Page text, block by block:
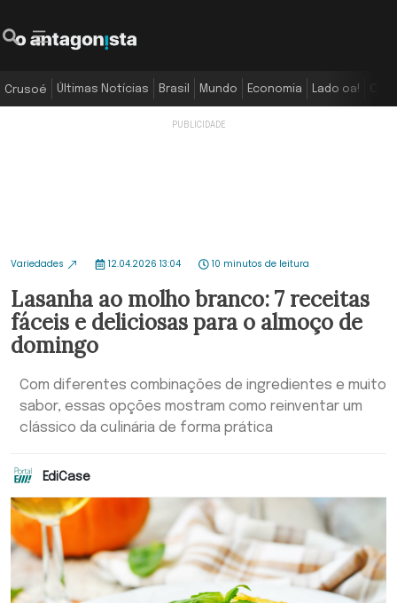
Crusoé Últimas Notícias Brasil Mundo Economia Lado oa!
Variedades 12.04.2026 13:04 10 minutos de leitura
Lasanha ao molho branco: 7 receitas
fáceis e deliciosas para o almoço de
domingo
Com diferentes combinações de ingredientes e muito
sabor, essas opções mostram como reinventar um
clássico da culinária de forma prática
EdiCase